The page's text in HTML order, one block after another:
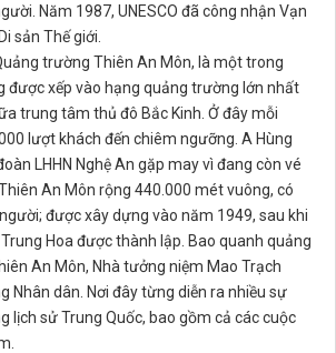
Năm 1987, UNESCO đã công nhận Vạn
sản Thế giới.
trường Thiên An Môn, là một trong
được xếp vào hạng quảng trường lớn nhất
trung tâm thủ đô Bắc Kinh. Ở đây mỗi
lượt khách đến chiêm ngưỡng. A Hùng
LHHN Nghệ An gặp may vì đang còn vé
An Môn rộng 440.000 mét vuông, có
được xây dựng vào năm 1949, sau khi
Hoa được thành lập. Bao quanh quảng
An Môn, Nhà tưởng niệm Mao Trạch
Nhân dân. Nơi đây từng diễn ra nhiều sự
lịch sử Trung Quốc, bao gồm cả các cuộc